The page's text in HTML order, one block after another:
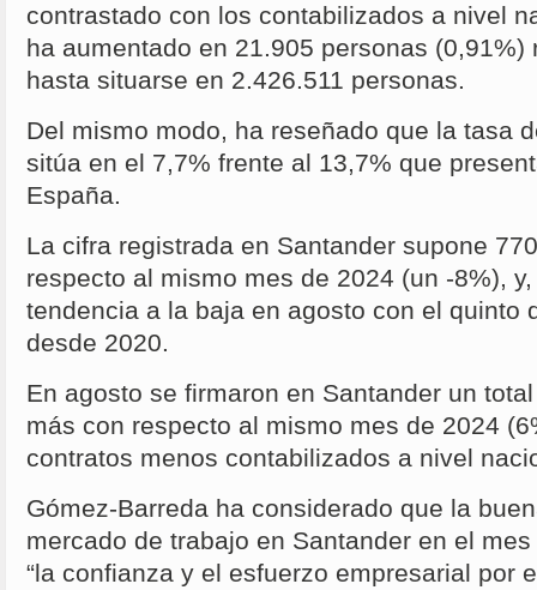
contrastado con los contabilizados a nivel
ha aumentado en 21.905 personas
hasta situarse en 2.426.511 personas.
Del mismo modo, ha reseñado que la tasa
sitúa en el 7,7% frente al 13,7% que
España.
La cifra registrada en Santander supone
respecto al mismo mes de 2024 (un -8%),
tendencia a la baja en agosto con el quinto
desde 2020.
En agosto se firmaron en Santander un
más con respecto al mismo mes de 2024
contratos menos contabilizados a nivel
Gómez-Barreda ha considerado que la
mercado de trabajo en Santander en el
“la confianza y el esfuerzo empresarial por